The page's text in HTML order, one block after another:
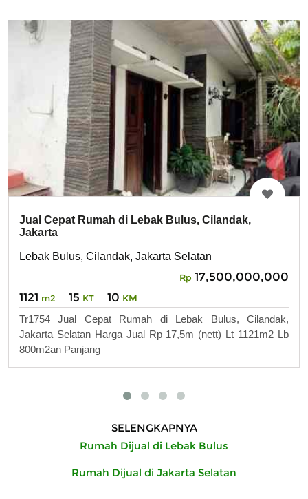
Jual Cepat Rumah di Lebak Bulus, Cilandak,
Jakarta
Lebak Bulus, Cilandak, Jakarta Selatan
Rp 17,500,000,000
1121 m2 15 KT 10 KM
Tr1754 Jual Cepat Rumah di Lebak Bulus, Cilandak,
Jakarta Selatan Harga Jual Rp 17,5m (nett) Lt 1121m2 Lb
800m2an Panjang
SELENGKAPNYA
Rumah Dijual di Lebak Bulus
Rumah Dijual di Jakarta Selatan